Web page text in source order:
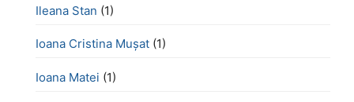
Ileana Stan (1)
Ioana Cristina Mușat (1)
Ioana Matei (1)